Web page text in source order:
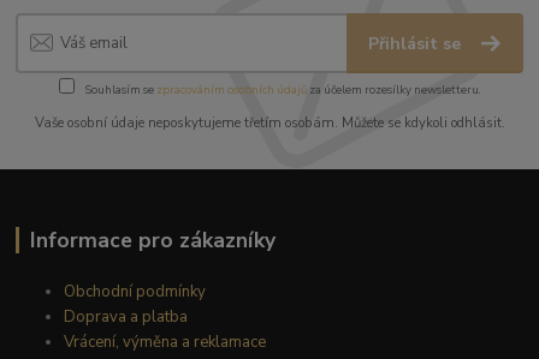
Přihlásit se
Souhlasím se zpracováním osobních údajůza účelem rozesílky newsletteru.
Vaše osobní údaje neposkytujeme třetím osobám. Můžete se kdykoli odhlásit.
Informace pro zákazníky
Obchodní podmínky
Doprava a platba
Vrácení, výměna a reklamace